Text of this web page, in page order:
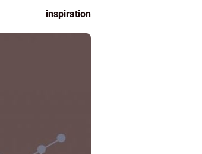
inspiration